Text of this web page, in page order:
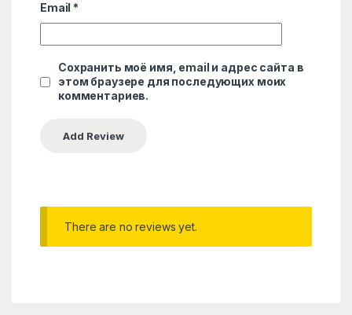
Email *
Сохранить моё имя, email и адрес сайта в
этом браузере для последующих моих
комментариев.
There are no reviews yet.